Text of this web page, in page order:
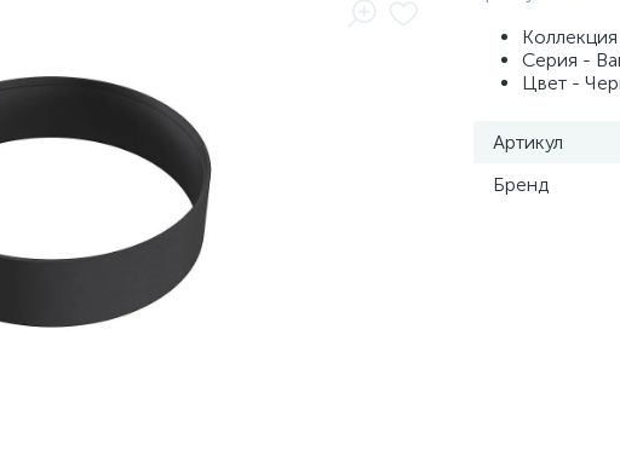
Серия -
Цвет -
Артикул
Бренд